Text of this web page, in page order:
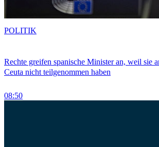
Rechte greifen spanische Minister an, weil sie
Ceuta nicht teilgenommen haben
08:50
POLITIK